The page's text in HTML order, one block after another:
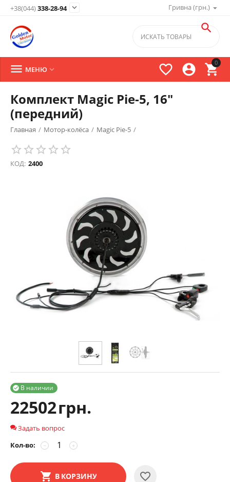
Гривна (грн.)
+38(044)338-28-94 
0




 МЕНЮ 
Комплект Magic Pie-5, 16"
(передний)
Главная / Мотор-колёса / Magic Pie-5 /
КОД: 2400
В наличии

22502грн.
Задать вопрос
Кол-во:
+
−
В КОРЗИНУ